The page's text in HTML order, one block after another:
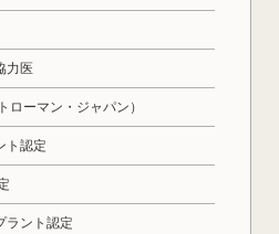
力医
ーマン・ジャパン）
ト認定
ラント認定